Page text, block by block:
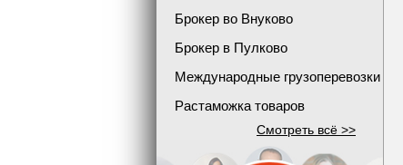
Брокер во Внуково
Брокер в Пулково
Международные грузоперевозки
Растаможка товаров
Смотреть всё >>